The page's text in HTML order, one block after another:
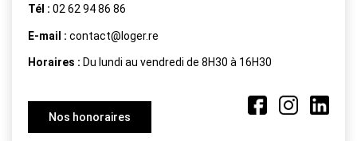
Tél : 02 62 94 86 86
E-mail : contact@loger.re
Horaires : Du lundi au vendredi de 8H30 à 16H30
Nos honoraires